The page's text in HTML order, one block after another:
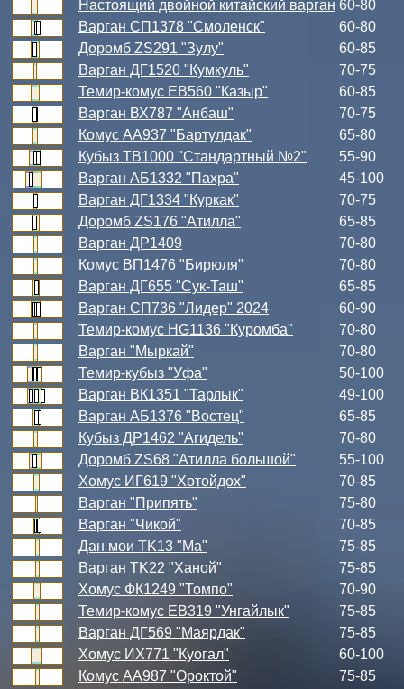
Настоящий двойной китайский варган 60-80
Варган СП1378 "Смоленск"
60-80
Доромб ZS291 "Зулу"
60-85
Варган ДГ1520 "Кумкуль"
70-75
Темир-комус ЕВ560 "Казыр"
60-85
Варган ВХ787 "Анбаш"
70-75
Комус АА937 "Бартулдак"
65-80
Кубыз ТВ1000 "Стандартный №2"
55-90
Варган АБ1332 "Пахра"
45-100
Варган ДГ1334 "Куркак"
70-75
Доромб ZS176 "Атилла"
65-85
Варган ДР1409
70-80
Комус ВП1476 "Бирюля"
70-80
Варган ДГ655 "Сук-Таш"
65-85
Варган СП736 "Лидер" 2024
60-90
Темир-комус HG1136 "Куромба"
70-80
Варган "Мыркай"
70-80
Темир-кубыз "Уфа"
50-100
Варган ВК1351 "Тарлык"
49-100
Варган АБ1376 "Востец"
65-85
Кубыз ДР1462 "Агидель"
70-80
Доромб ZS68 "Атилла большой"
55-100
Хомус ИГ619 "Хотойдох"
70-85
Варган "Припять"
75-80
Варган "Чикой"
70-85
Дан мои TK13 "Ма"
75-85
Варган TK22 "Ханой"
75-85
Хомус ФК1249 "Томпо"
70-90
Темир-комус ЕВ319 "Унгайлык"
75-85
Варган ДГ569 "Маярдак"
75-85
Хомус ИХ771 "Куогал"
60-100
Комус АА987 "Ороктой"
75-85